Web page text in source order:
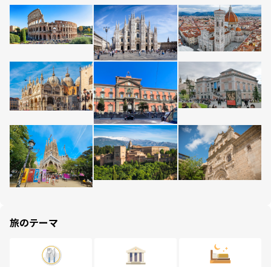
旅のテーマ